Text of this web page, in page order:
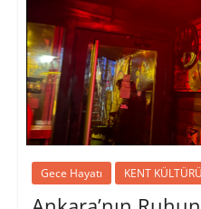
Gece Hayatı KENT KÜLTÜRÜ